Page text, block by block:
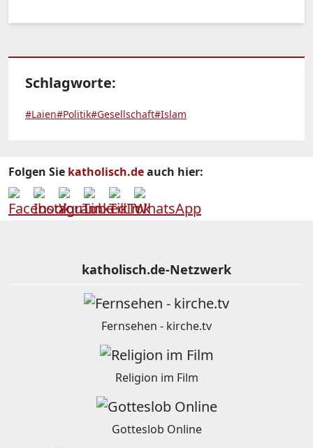
Schlagworte:
#Laien#Politik#Gesellschaft#Islam
Folgen Sie katholisch.deauch hier:
katholisch.de-Netzwerk
Fernsehen - kirche.tv
Religion im Film
Gotteslob Online